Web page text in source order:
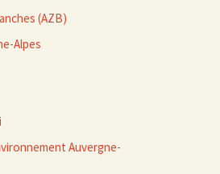
(AZB)
Alpes
Auvergne-